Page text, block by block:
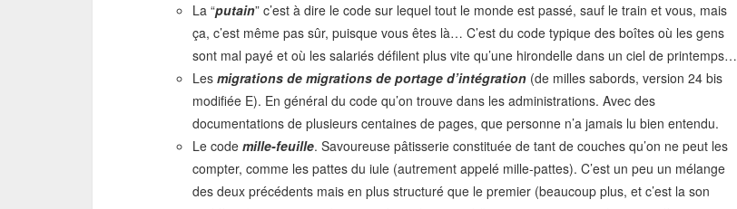
La “putain” c’est à dire le code sur lequel tout le monde est passé, sauf le train et vous, mais
ça, c’est même pas sûr, puisque vous êtes là… C’est du code typique des boîtes où les gens
sont mal payé et où les salariés défilent plus vite qu’une hirondelle dans un ciel de printemps…
Les migrations de migrations de portage d’intégration (de milles sabords, version 24 bis
modifiée E). En général du code qu’on trouve dans les administrations. Avec des
documentations de plusieurs centaines de pages, que personne n’a jamais lu bien entendu.
Le code mille-feuille. Savoureuse pâtisserie constituée de tant de couches qu’on ne peut les
compter, comme les pattes du iule (autrement appelé mille-pattes). C’est un peu un mélange
des deux précédents mais en plus structuré que le premier (beaucoup plus, et c’est la son